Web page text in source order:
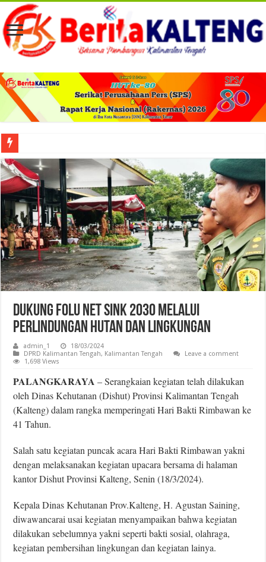
Viral! Selama Dua Bulan Lebih Siltap Serta Tunjangan Pemdes dan BPD di
Dukung Folu Net Sink 2030 Melalui
Perlindungan Hutan dan Lingkungan
admin_1
18/03/2024
DPRD Kalimantan Tengah, Kalimantan Tengah
Leave a comment
1,698 Views
PALANGKARAYA – Serangkaian kegiatan telah dilakukan
oleh Dinas Kehutanan (Dishut) Provinsi Kalimantan Tengah
(Kalteng) dalam rangka memperingati Hari Bakti Rimbawan ke
41 Tahun.
Salah satu kegiatan puncak acara Hari Bakti Rimbawan yakni
dengan melaksanakan kegiatan upacara bersama di halaman
kantor Dishut Provinsi Kalteng, Senin (18/3/2024).
Kepala Dinas Kehutanan Prov.Kalteng, H. Agustan Saining,
diwawancarai usai kegiatan menyampaikan bahwa kegiatan
dilakukan sebelumnya yakni seperti bakti sosial, olahraga,
kegiatan pembersihan lingkungan dan kegiatan lainya.